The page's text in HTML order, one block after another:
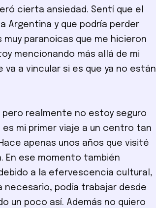
cierta ansiedad. Sentí que el
Argentina y que podría perder
paranoicas que me hicieron
mencionando más allá de mi
a vincular si es que ya no están
pero realmente no estoy seguro
mi primer viaje a un centro tan
apenas unos años que visité
En ese momento también
a la efervescencia cultural,
necesario, podía trabajar desde
un poco así. Además no quiero